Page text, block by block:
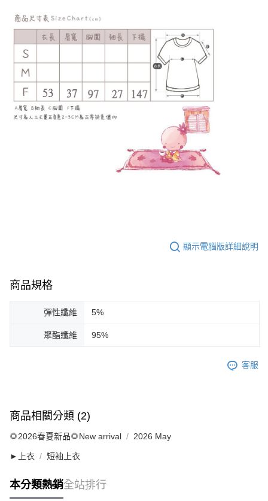
顯示電腦版詳細說明
商品規格
彈性纖維 5%
聚酯纖維 95%
客服
商品相關分類 (2)
🌻2026春夏新品🌻New arrival 2026 May
►上衣 短袖上衣
本分類熱銷全站排行